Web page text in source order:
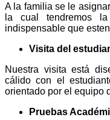
A la familia se le
la cual tendremos
indispensable que
Visita del
Nuestra visita está
cálido con el
orientado por el equipo
Pruebas